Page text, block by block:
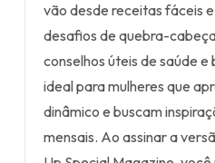
vão desde receitas fáceis
desafios de quebra-
conselhos úteis de saúde
ideal para mulheres que
dinâmico e buscam
mensais. Ao assinar a